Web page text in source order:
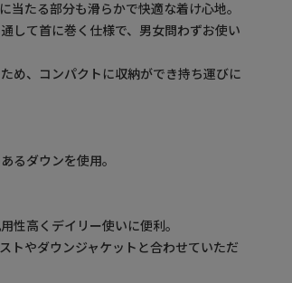
当たる部分も滑らかで快適な着け心地。
して首に巻く仕様で、男女問わずお使い
め、コンパクトに収納ができ持ち運びに
るダウンを使用。
性高くデイリー使いに便利。
トやダウンジャケットと合わせていただ